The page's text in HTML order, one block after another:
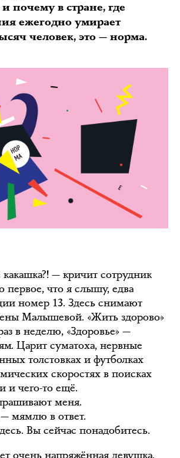
почему в стране, где
ежегодно умирает
человек, это — норма.
— кричит сотрудник
первое, что я слышу, едва
номер 13. Здесь снимают
Малышевой. «Жить здорово»
в неделю, «Здоровье» —
Царит суматоха, нервные
толстовках и футболках
скоростях в поисках
и чего-то ещё.
меня.
мямлю в ответ.
Вы сейчас понадобитесь.
очень напряжённая девушка.